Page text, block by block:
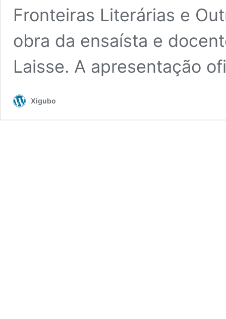
Fronteiras Literárias e
obra da ensaísta e
Laisse. A apresentação
Xigubo